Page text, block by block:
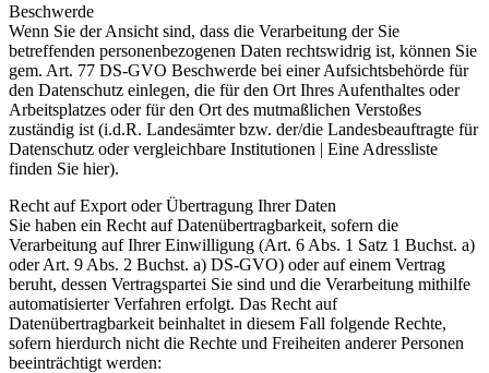
Beschwerde
Wenn Sie der Ansicht sind, dass die Verarbeitung der Sie
betreffenden personenbezogenen Daten rechtswidrig ist, können Sie
gem. Art. 77 DS-GVO Beschwerde bei einer Aufsichtsbehörde für
den Datenschutz einlegen, die für den Ort Ihres Aufenthaltes oder
Arbeitsplatzes oder für den Ort des mutmaßlichen Verstoßes
zuständig ist (i.d.R. Landesämter bzw. der/die Landesbeauftragte für
Datenschutz oder vergleichbare Institutionen | Eine Adressliste
finden Sie hier).
Recht auf Export oder Übertragung Ihrer Daten
Sie haben ein Recht auf Datenübertragbarkeit, sofern die
Verarbeitung auf Ihrer Einwilligung (Art. 6 Abs. 1 Satz 1 Buchst. a)
oder Art. 9 Abs. 2 Buchst. a) DS-GVO) oder auf einem Vertrag
beruht, dessen Vertragspartei Sie sind und die Verarbeitung mithilfe
automatisierter Verfahren erfolgt. Das Recht auf
Datenübertragbarkeit beinhaltet in diesem Fall folgende Rechte,
sofern hierdurch nicht die Rechte und Freiheiten anderer Personen
beeinträchtigt werden: